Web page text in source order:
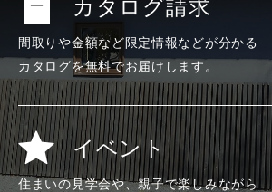
カタログ請求
間取りや金額など限定情報などが分かる
カタログを無料でお届けします。
イベント
住まいの見学会や、親子で楽しみながら